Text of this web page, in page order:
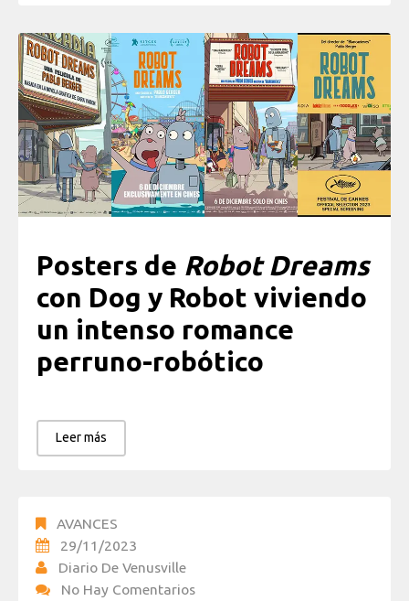
Posters de Robot Dreams
con Dog y Robot viviendo
un intenso romance
perruno-robótico
Leer más
AVANCES
29/11/2023
Diario De Venusville
No Hay Comentarios